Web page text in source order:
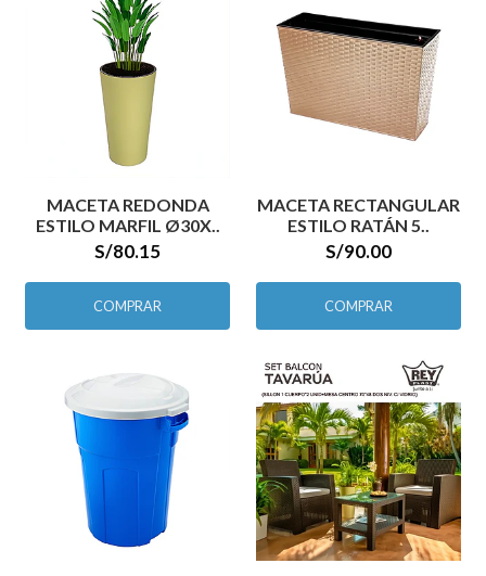
MACETA REDONDA
ESTILO MARFIL Ø30X..
S/80.15
COMPRAR
MACETA RECTANGULAR
ESTILO RATÁN 5..
S/90.00
COMPRAR